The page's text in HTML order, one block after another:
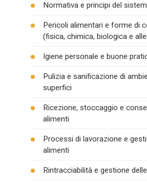
Normativa e principi del
Pericoli alimentari e forme di
(fisica, chimica, biologica e
Igiene personale e buone
Pulizia e sanificazione di
superfici
Ricezione, stoccaggio e
alimenti
Processi di lavorazione e
alimenti
Rintracciabilità e gestione